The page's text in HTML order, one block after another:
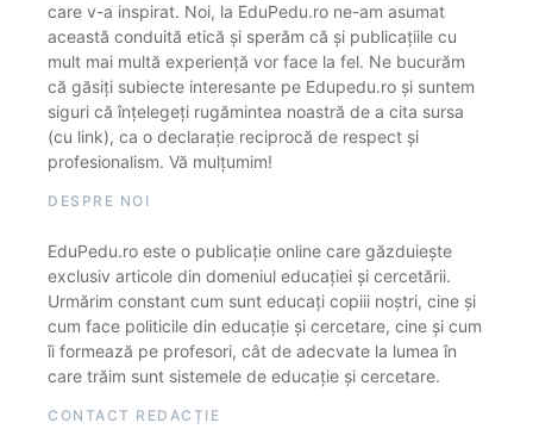
care v-a inspirat. Noi, la EduPedu.ro ne-am asumat
această conduită etică și sperăm că și publicațiile cu
mult mai multă experiență vor face la fel. Ne bucurăm
că găsiți subiecte interesante pe Edupedu.ro și suntem
siguri că înțelegeți rugămintea noastră de a cita sursa
(cu link), ca o declarație reciprocă de respect și
profesionalism. Vă mulțumim!
DESPRE NOI
EduPedu.ro este o publicație online care găzduiește
exclusiv articole din domeniul educației și cercetării.
Urmărim constant cum sunt educați copiii noștri, cine și
cum face politicile din educație și cercetare, cine și cum
îi formează pe profesori, cât de adecvate la lumea în
care trăim sunt sistemele de educație și cercetare.
CONTACT REDACȚIE